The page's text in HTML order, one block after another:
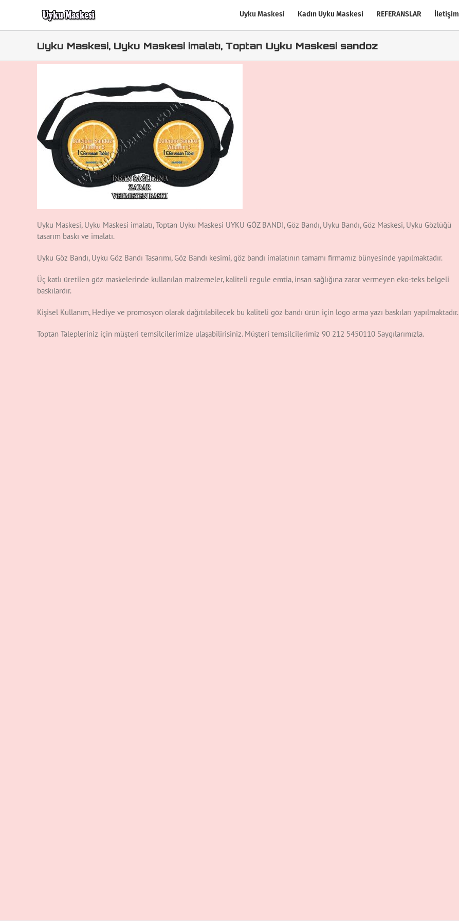
Uyku Maskesi Kadın Uyku Maskesi REFERANSLAR İletişim
Uyku Maskesi, Uyku Maskesi imalatı, Toptan Uyku Maskesi sandoz
Uyku Maskesi, Uyku Maskesi imalatı, Toptan Uyku Maskesi UYKU GÖZ BANDI, Göz Bandı, Uyku Bandı, Göz Maskesi, Uyku Gözlüğü
tasarım baskı ve imalatı.
Uyku Göz Bandı, Uyku Göz Bandı Tasarımı, Göz Bandı kesimi, göz bandı imalatının tamamı firmamız bünyesinde yapılmaktadır.
Üç katlı üretilen göz maskelerinde kullanılan malzemeler, kaliteli regule emtia, insan sağlığına zarar vermeyen eko-teks belgeli
baskılardır.
Kişisel Kullanım, Hediye ve promosyon olarak dağıtılabilecek bu kaliteli göz bandı ürün için logo arma yazı baskıları yapılmaktadır.
Toptan Talepleriniz için müşteri temsilcilerimize ulaşabilirisiniz. Müşteri temsilcilerimiz 90 212 5450110 Saygılarımızla.